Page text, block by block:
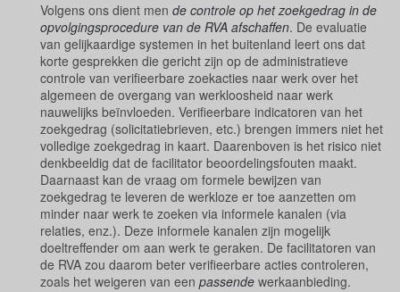
Volgens ons dient men de controle op het zoekgedrag in de
opvolgingsprocedure van de RVA afschaffen. De evaluatie
van gelijkaardige systemen in het buitenland leert ons dat
korte gesprekken die gericht zijn op de administratieve
controle van verifieerbare zoekacties naar werk over het
algemeen de overgang van werkloosheid naar werk
nauwelijks beïnvloeden. Verifieerbare indicatoren van het
zoekgedrag (solicitatiebrieven, etc.) brengen immers niet het
volledige zoekgedrag in kaart. Daarenboven is het risico niet
denkbeeldig dat de facilitator beoordelingsfouten maakt.
Daarnaast kan de vraag om formele bewijzen van
zoekgedrag te leveren de werkloze er toe aanzetten om
minder naar werk te zoeken via informele kanalen (via
relaties, enz.). Deze informele kanalen zijn mogelijk
doeltreffender om aan werk te geraken. De facilitatoren van
de RVA zou daarom beter verifieerbare acties controleren,
zoals het weigeren van een passende werkaanbieding.